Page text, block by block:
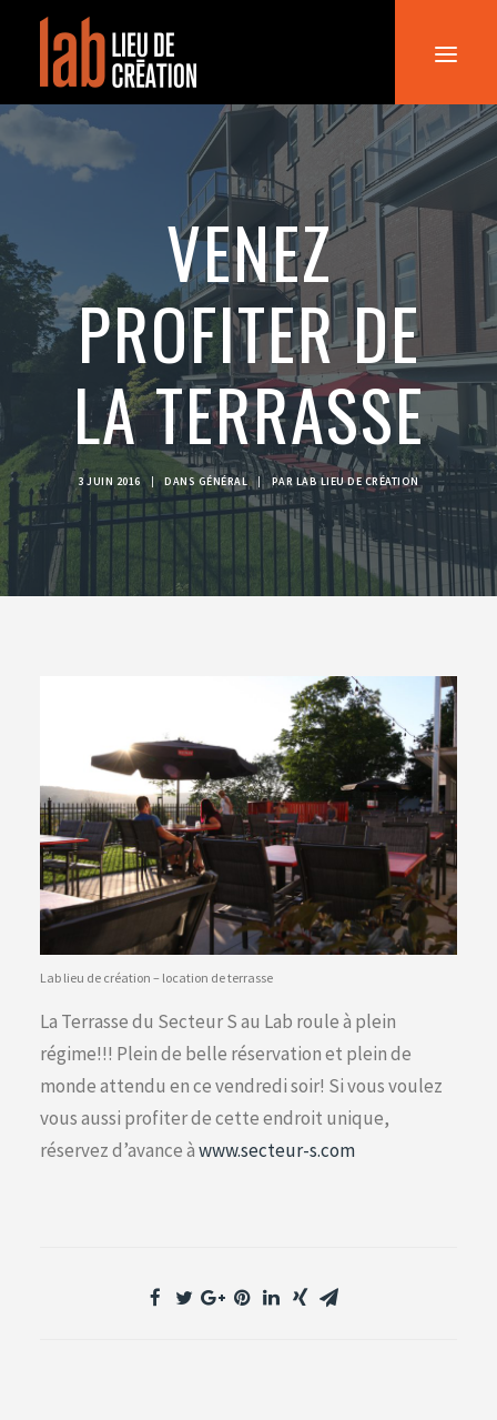
NOUS JOINDREVENEZ
PROFITER DE
LA TERRASSE
3 JUIN 2016 | DANS GÉNÉRAL | PAR LAB LIEU DE CRÉATION
Lab lieu de création – location de terrasse
La Terrasse du Secteur S au Lab roule à plein
régime!!! Plein de belle réservation et plein de
monde attendu en ce vendredi soir! Si vous voulez
vous aussi profiter de cette endroit unique,
réservez d’avance àwww.secteur-s.com